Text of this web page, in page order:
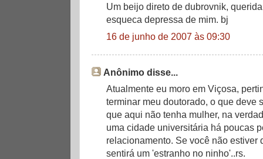
Um beijo direto de dubrovnik,
esqueca depressa de mim. bj
16 de junho de 2007 às 09:30
Anônimo disse...
Atualmente eu moro em Viçosa,
terminar meu doutorado, o que deve
que aqui não tenha mulher, na
uma cidade universitária há poucas
relacionamento. Se você não estiver
sentirá um 'estranho no ninho'..rs.